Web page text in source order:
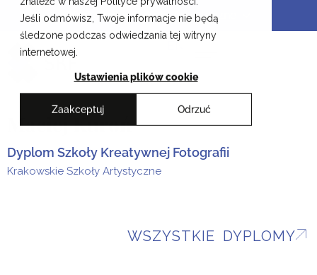
Jeśli odmówisz, Twoje informacje nie będą
śledzone podczas odwiedzania tej witryny
internetowej.
Ustawienia plików cookie
Zaakceptuj Odrzuć
Przejdź
treści
Krakowskie Szkoły Artystyczne
EN
Maciej Kuroń
Dyplom Szkoły Kreatywnej Fotografii
Krakowskie Szkoły Artystyczne
WSZYSTKIE DYPLOMY